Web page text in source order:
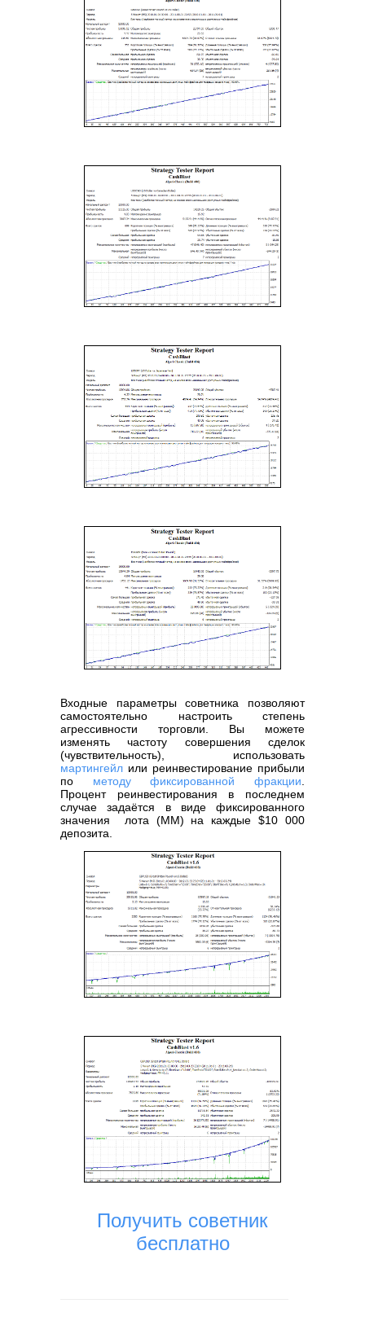
Входные параметры советника позволяют
самостоятельно настроить степень
агрессивности торговли. Вы можете
изменять частоту совершения сделок
(чувствительность), использовать
мартингейл или реинвестирование прибыли
по методу фиксированной фракции
Процент реинвестирования в последнем
случае задаётся в виде фиксированного
значения лота (ММ) на каждые $10 000
депозита.
Получить советник
бесплатно